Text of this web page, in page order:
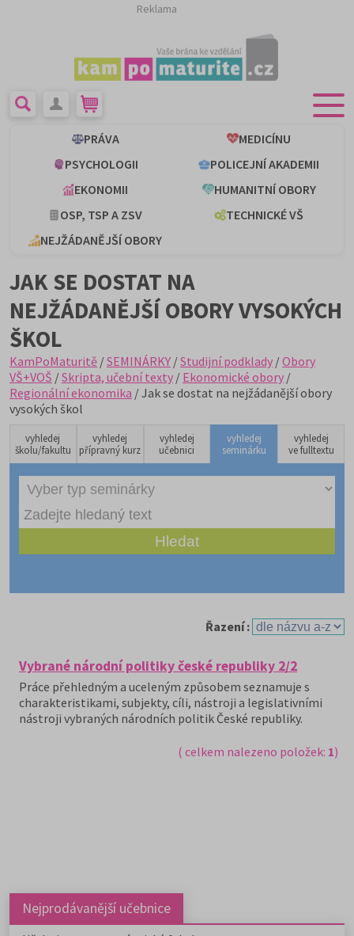
Reklama
PRÁVA
MEDICÍNU
PSYCHOLOGII
POLICEJNÍ AKADEMII
EKONOMII
HUMANITNÍ OBORY
OSP, TSP A ZSV
TECHNICKÉ VŠ
NEJŽÁDANĚJŠÍ OBORY
JAK SE DOSTAT NA
NEJŽÁDANĚJŠÍ OBORY VYSOKÝCH
ŠKOL
KamPoMaturitě /SEMINÁRKY /Studijní podklady /Obory
VŠ+VOŠ /Skripta, učební texty / Ekonomické obory /
Regionální ekonomika / Jak se dostat na nejžádanější obory
vysokých škol
vyhledej
školu/fakultu
vyhledej
přípravný kurz
vyhledej
učebnici
vyhledej
seminárku
vyhledej
ve fulltextu
Řazení :
Vybrané národní politiky české republiky 2/2
Práce přehledným a uceleným způsobem seznamuje s
charakteristikami, subjekty, cíli, nástroji a legislativními
nástroji vybraných národních politik České republiky.
( celkem nalezeno položek: 1)
Nejprodávanější učebnice